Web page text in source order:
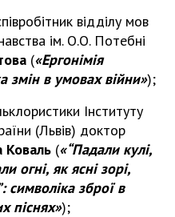
відділу мов
ім. О.О. Потебні
(«Ергонімія
змін в умовах війни»);
Інституту
(Львів) доктор
Коваль («“Падали кулі,
огні, як ясні зорі,
символіка зброї в
піснях»);